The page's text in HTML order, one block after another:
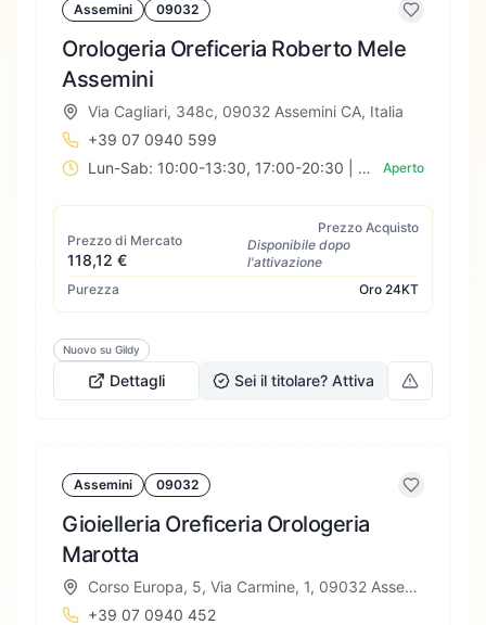
Assemini 09032
Orologeria Oreficeria Roberto Mele
Assemini
Via Cagliari, 348c, 09032 Assemini CA, Italia
+39 07 0940 599
Lun-Sab: 10:00-13:30, 17:00-20:30 | Dom: Chiuso
Aperto
Prezzo di Mercato
118,12 €
Prezzo Acquisto
Disponibile dopo
l'attivazione
Purezza
Oro 24KT
Nuovo su Gildy
Dettagli Sei il titolare? Attiva
Assemini 09032
Gioielleria Oreficeria Orologeria
Marotta
Corso Europa, 5, Via Carmine, 1, 09032 Assemini CA, Italia
+39 07 0940 452